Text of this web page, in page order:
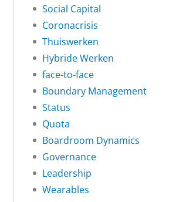
Social Capital
Coronacrisis
Thuiswerken
Hybride Werken
face-to-face
Boundary Management
Status
Quota
Boardroom Dynamics
Governance
Leadership
Wearables